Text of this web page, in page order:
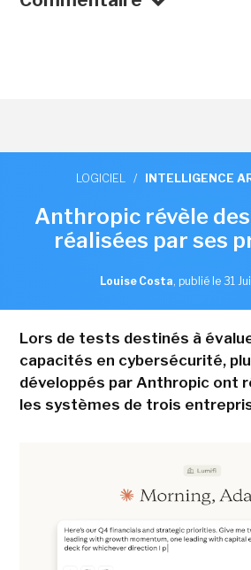
LOGICIEL / INTELLIGENCE
Anthropic révèle
réalisées par ses
Louise Costa, publié le 31
Lors de tests destinés à
capacités en cybersécurité,
développés par Anthropic ont
les systèmes de trois